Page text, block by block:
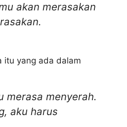
akan merasakan
itu yang ada dalam
merasa menyerah.
aku harus